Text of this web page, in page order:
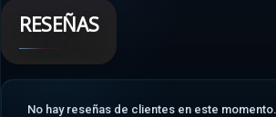
RESEÑAS
No hay reseñas de clientes en este momento.